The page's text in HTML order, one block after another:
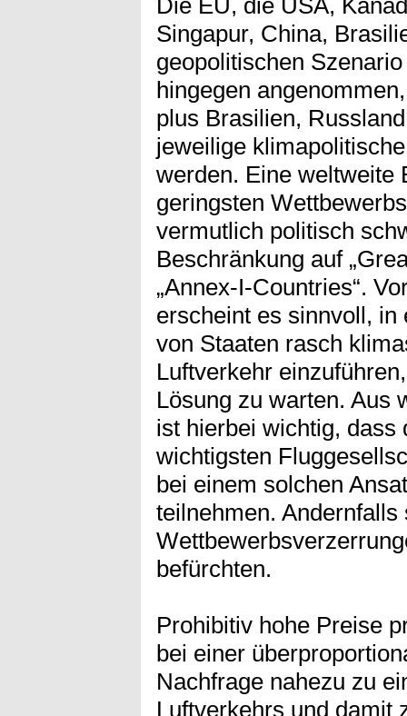
Die EU, die USA,
Singapur, China,
geopolitischen
hingegen
plus Brasilien,
jeweilige
werden. Eine weltweite
geringsten
vermutlich politisch
Beschränkung auf
„Annex-I-Countries“.
erscheint es sinnvoll,
von Staaten rasch
Luftverkehr
Lösung zu warten. Aus
ist hierbei wichtig, dass
wichtigsten
bei einem solchen
teilnehmen. Andernfalls
befürchten.
Prohibitiv hohe Preise
bei einer
Nachfrage nahezu zu
Luftverkehrs und damit